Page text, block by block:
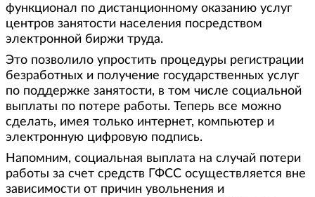
функционал по дистанционному оказанию услуг
центров занятости населения посредством
электронной биржи труда.
Это позволило упростить процедуры регистрации
безработных и получение государственных услуг
по поддержке занятости, в том числе социальной
выплаты по потере работы. Теперь все можно
сделать, имея только интернет, компьютер и
электронную цифровую подпись.
Напомним, социальная выплата на случай потери
работы за счет средств ГФСС осуществляется вне
зависимости от причин увольнения и